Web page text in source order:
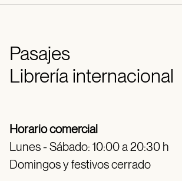
Pasajes
Librería internacional
Horario comercial
Lunes - Sábado: 10:00 a 20:30 h
Domingos y festivos cerrado